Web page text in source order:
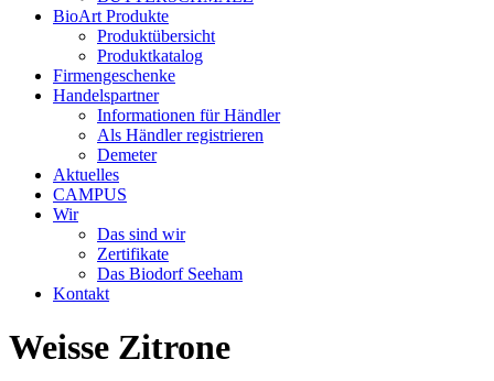
BioArt Produkte
Produktübersicht
Produktkatalog
Firmengeschenke
Handelspartner
Informationen für Händler
Als Händler registrieren
Demeter
Aktuelles
CAMPUS
Wir
Das sind wir
Zertifikate
Das Biodorf Seeham
Kontakt
Weisse Zitrone